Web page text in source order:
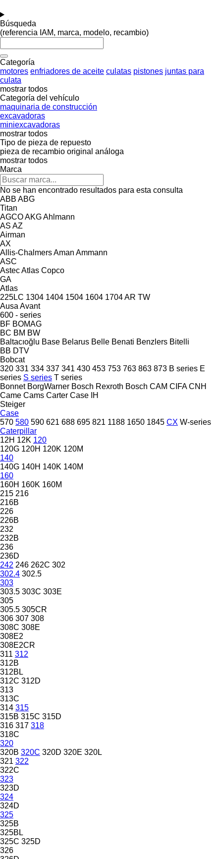
Búsqueda
(referencia IAM, marca, modelo, recambio)
Categoría
motores enfriadores de aceite culatas pistones juntas para
culata
mostrar todos
Categoría del vehículo
maquinaria de construcción
excavadoras
miniexcavadoras
mostrar todos
Tipo de pieza de repuesto
pieza de recambio original análoga
mostrar todos
Marca
No se han encontrado resultados para esta consulta
ABB ABG
Titan
AGCOAKGAhlmann
AS AZ
Airman
AX
Allis-ChalmersAman Ammann
ASC
AstecAtlas Copco
GA
Atlas
225LC 1304 1404 1504 1604 1704AR TW
Ausa Avant
600 - series
BF BOMAG
BC BM BW
Baltacıoğlu Base Belarus Belle Benati Benzlers Bitelli
BB DTV
Bobcat
320 331 334 337 341 430 453 753 763 863 873 B series E
series S series T series
Bonnet BorgWarner Bosch Rexroth Bosch CAM CIFA CNH
Came Cams Carter Case IH
Steiger
Case
570 580 590 621 688 695 821 1188 1650 1845 CX W-series
Caterpillar
12H 12K 120
120G 120H 120K 120M
140
140G 140H 140K 140M
160
160H 160K 160M
215 216
216B
226
226B
232
232B
236
236D
242 246 262C 302
302.4 302.5
303
303.5 303C 303E
305
305.5 305CR
306 307 308
308C 308E
308E2
308E2CR
311 312
312B
312BL
312C 312D
313
313C
314 315
315B 315C 315D
316 317 318
318C
320
320B 320C 320D 320E 320L
321 322
322C
323
323D
324
324D
325
325B
325BL
325C 325D
326